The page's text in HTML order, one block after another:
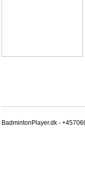
BadmintonPlayer.dk -